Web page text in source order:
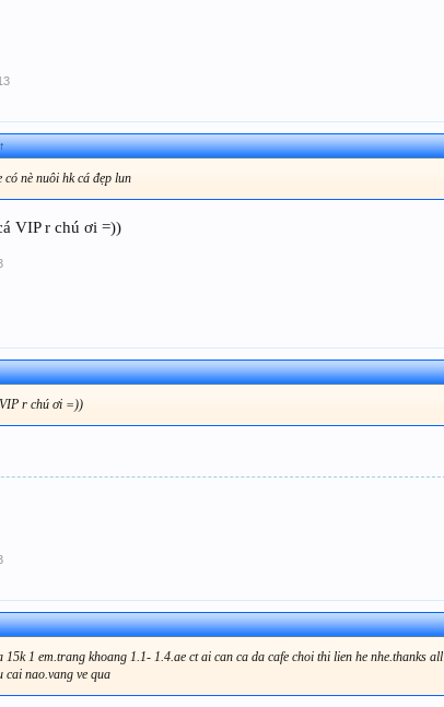
↑
có nè nuôi hk cá đẹp lun
VIP r chú ơi =))
r chú ơi =))
15k 1 em.trang khoang 1.1- 1.4.ae ct ai can ca da cafe choi thi lien he nhe.thanks all
cai nao.vang ve qua